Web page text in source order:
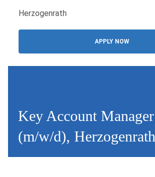
Herzogenrath
APPLY NOW
Key Account Manager
(m/w/d), Herzogenrath